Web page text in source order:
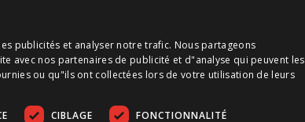
publicités et analyser notre trafic. Nous partageons
avec nos partenaires de publicité et d"analyse qui peuvent les
ou qu"ils ont collectées lors de votre utilisation de leurs
CIBLAGE FONCTIONNALITÉ